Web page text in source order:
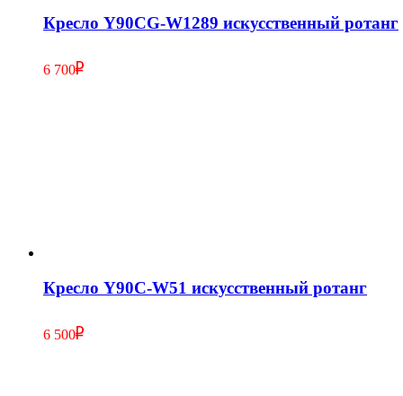
Кресло Y90CG-W1289 искусственный ротанг
6 700
Кресло Y90С-W51 искусственный ротанг
6 500